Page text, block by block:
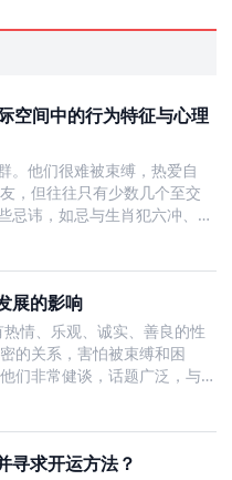
空间中的行为特征与心理
。他们很难被束缚，热爱自
，但往往只有少数几个至交
忌讳，如忌与生肖犯六冲、六
矛盾和经济损失。 属马的O
展的影响
情、乐观、诚实、善良的性
的关系，害怕被束缚和困
们非常健谈，话题广泛，与
乐于帮助别人，很容易嬴得
寻求开运方法？